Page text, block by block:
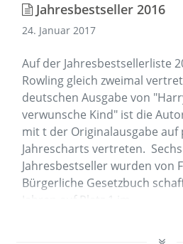
Jahresbestseller 2016
24. Januar 2017
Auf der Jahresbestsellerliste
Rowling gleich zweimal
deutschen Ausgabe von
verwunsche Kind" ist die
mit t der Originalausgabe auf
Jahrescharts vertreten.
Jahresbestseller wurden von
Bürgerliche Gesetzbuch
Jahren auf Platz 1 im …